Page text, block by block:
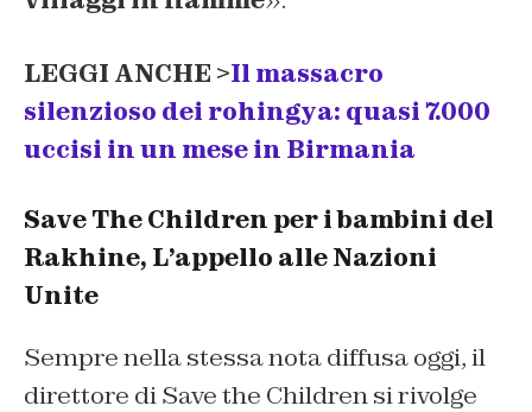
LEGGI ANCHE >Il massacro
silenzioso dei rohingya: quasi 7.000
uccisi in un mese in Birmania
Save The Children per i bambini del
Rakhine, L’appello alle Nazioni
Unite
Sempre nella stessa nota diffusa oggi, il
direttore di Save the Children si rivolge